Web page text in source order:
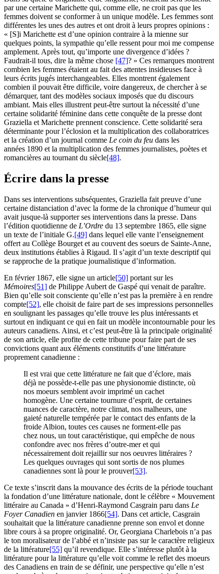
par une certaine Marichette qui, comme elle, ne croit pas que les
femmes doivent se conformer à un unique modèle. Les femmes sont
différentes les unes des autres et ont droit à leurs propres opinions :
« [S]i Marichette est d’une opinion contraire à la mienne sur
quelques points, la sympathie qu’elle ressent pour moi me compense
amplement. Après tout, qu’importe une divergence d’idées ?
Faudrait-il tous, dire la même chose [47]? » Ces remarques montrent
combien les femmes étaient au fait des attentes insidieuses face à
leurs écrits jugés interchangeables. Elles montrent également
combien il pouvait être difficile, voire dangereux, de chercher à se
démarquer, tant des modèles sociaux imposés que du discours
ambiant. Mais elles illustrent peut-être surtout la nécessité d’une
certaine solidarité féminine dans cette conquête de la presse dont
Graziella et Marichette prennent conscience. Cette solidarité sera
déterminante pour l’éclosion et la multiplication des collaboratrices
et la création d’un journal comme Le coin du feu dans les
années 1890 et la multiplication des femmes journalistes, poètes et
romancières au tournant du siècle[48].
Écrire dans la presse
Dans ses interventions subséquentes, Graziella fait preuve d’une
certaine distanciation d’avec la forme de la chronique d’humeur qui
avait jusque-là supporter ses interventions dans la presse. Dans
l’édition quotidienne de L’Ordre du 13 septembre 1865, elle signe
un texte de l’initiale G.[49] dans lequel elle vante l’enseignement
offert au Collège Bourget et au couvent des soeurs de Sainte-Anne,
deux institutions établies à Rigaud. Il s’agit d’un texte descriptif qui
se rapproche de la pratique journalistique d’information.
En février 1867, elle signe un article[50] portant sur les
Mémoires[51] de Philippe Aubert de Gaspé qui venait de paraître.
Bien qu’elle soit consciente qu’elle n’est pas la première à en rendre
compte[52], elle choisit de faire part de ses impressions personnelles
en soulignant les passages qu’elle trouve les plus intéressants et
surtout en indiquant ce qui en fait un modèle incontournable pour les
auteurs canadiens. Ainsi, et c’est peut-être là la principale originalité
de son article, elle profite de cette tribune pour faire part de ses
convictions quant aux éléments constitutifs d’une littérature
proprement canadienne :
Il est vrai que cette littérature ne fait que d’éclore, mais
déjà ne possède-t-elle pas une physionomie distincte, où
nos moeurs semblent avoir imprimé un cachet
homogène. Une certaine tournure d’esprit, de certaines
nuances de caractère, notre climat, nos malheurs, une
gaieté naturelle tempérée par le contact des enfants de la
froide Albion, toutes ces causes ne forment-elle pas
chez nous, un tout caractéristique, qui empêche de nous
confondre avec nos frères d’outre-mer et qui
nécessairement doit rejaillir sur nos oeuvres littéraires ?
Les quelques ouvrages qui sont sortis de nos plumes
canadiennes sont là pour le prouver[53].
Ce texte s’inscrit dans la mouvance des écrits de la période touchant
la fondation d’une littérature nationale, dont le célèbre « Mouvement
littéraire au Canada » d’Henri-Raymond Casgrain paru dans Le
Foyer Canadien en janvier 1866[54]. Dans cet article, Casgrain
souhaitait que la littérature canadienne prenne son envol et donne
libre cours à sa propre originalité. Or, Georgiana Charlebois n’a pas
le ton moralisateur de l’abbé et n’insiste pas sur le caractère religieux
de la littérature[55] qu’il revendique. Elle s’intéresse plutôt à la
littérature pour la littérature qu’elle voit comme le reflet des moeurs
des Canadiens en train de se définir, une perspective qu’elle n’est